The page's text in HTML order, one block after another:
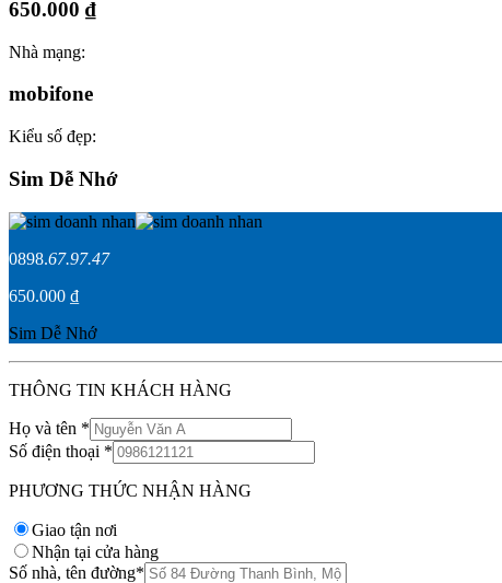
650.000 ₫
Nhà mạng:
mobifone
Kiểu số đẹp:
Sim Dễ Nhớ
0898.67.97.47
650.000 ₫
Sim Dễ Nhớ
THÔNG TIN KHÁCH HÀNG
Họ và tên *
Số điện thoại *
PHƯƠNG THỨC NHẬN HÀNG
Giao tận nơi
Nhận tại cửa hàng
Số nhà, tên đường*